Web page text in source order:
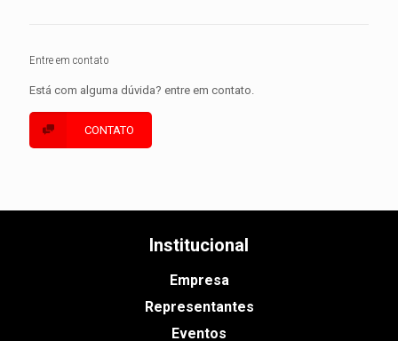
Entre em contato
Está com alguma dúvida? entre em contato.
CONTATO
Institucional
Empresa
Representantes
Eventos